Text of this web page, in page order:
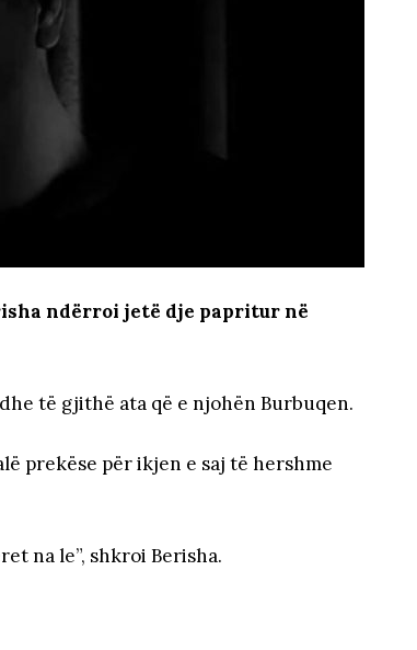
ndërroi jetë dje papritur në
të gjithë ata që e njohën Burbuqen.
prekëse për ikjen e saj të hershme
na le”, shkroi Berisha.